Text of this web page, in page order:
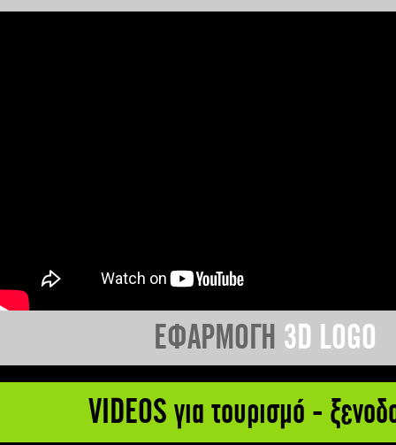
ΕΦΑΡΜΟΓΗ 3D LOGO
VIDEOS για τουρισμό -